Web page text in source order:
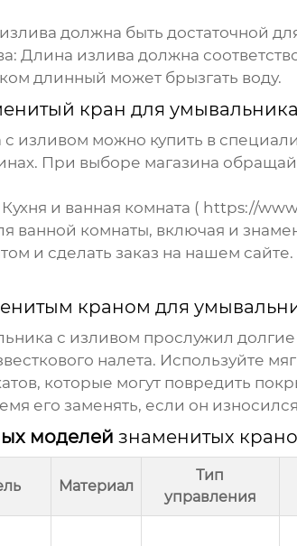
должна быть достаточной
Длина излива должна
длинный может брызгать воду.
кран для
с изливом можно купить в
При выборе магазина
и ванная комната ( https://
ванной комнаты, включая и
и сделать заказ на нашем
краном для
с изливом прослужил
налета. Используйте
которые могут повредить
его заменять, если он
моделей знаменитых
Материал
Тип
управления